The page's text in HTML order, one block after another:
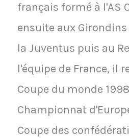
français formé à l'AS
ensuite aux Girondins
la Juventus puis au
l'équipe de France, il
Coupe du monde
Championnat
Coupe des